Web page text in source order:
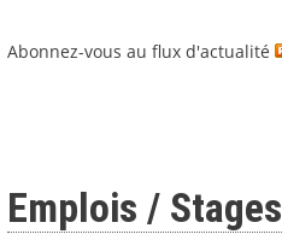
Abonnez-vous au flux d'actualité
Emplois / Stages